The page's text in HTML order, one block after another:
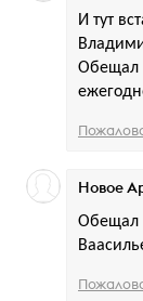
И тут
Обещал
Обещал
Новое